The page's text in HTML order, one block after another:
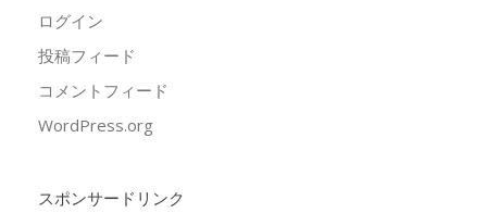
ログイン
投稿フィード
コメントフィード
WordPress.org
スポンサードリンク